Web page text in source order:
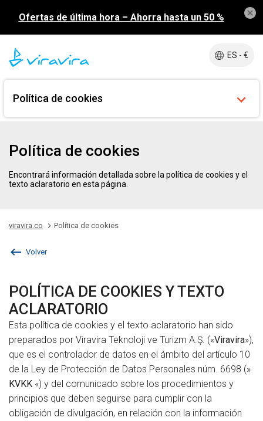
Ofertas de última hora – Ahorra hasta un 50 %
ES - €
Política de cookies
Política de cookies
Encontrará información detallada sobre la política de cookies y el
texto aclaratorio en esta página.
viravira.co Política de cookies
Volver
POLÍTICA DE COOKIES Y TEXTO
ACLARATORIO
Esta política de cookies y el texto aclaratorio han sido
preparados por Viravira Teknoloji ve Turizm A.Ş. («Viravira»),
que es el controlador de datos en el ámbito del artículo 10
de la Ley de Protección de Datos Personales núm. 6698 (»
KVKK «) y del comunicado sobre los procedimientos y
principios que deben seguirse para cumplir con la
obligación de divulgación, en relación con la información